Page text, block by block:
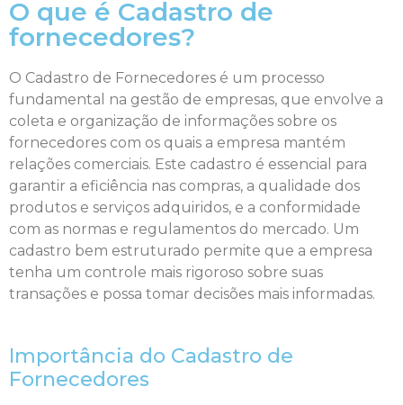
O que é Cadastro de
fornecedores?
O Cadastro de Fornecedores é um processo
fundamental na gestão de empresas, que envolve a
coleta e organização de informações sobre os
fornecedores com os quais a empresa mantém
relações comerciais. Este cadastro é essencial para
garantir a eficiência nas compras, a qualidade dos
produtos e serviços adquiridos, e a conformidade
com as normas e regulamentos do mercado. Um
cadastro bem estruturado permite que a empresa
tenha um controle mais rigoroso sobre suas
transações e possa tomar decisões mais informadas.
Importância do Cadastro de
Fornecedores